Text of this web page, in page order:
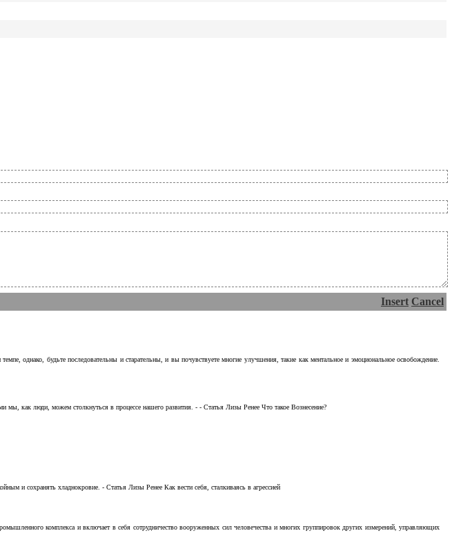
Insert Cancel
однако, будьте последовательны и старательны, и вы почувствуете многие улучшения, такие как ментальное и эмоциональное освобождение.
как люди, можем столкнуться в процессе нашего развития. - - Статья Лизы Ренее Что такое Вознесение?
и сохранять хладнокровие. - Статья Лизы Ренее Как вести себя, сталкиваясь в агрессией
комплекса и включает в себя сотрудничество вооруженных сил человечества и многих группировок других измерений, управляющих